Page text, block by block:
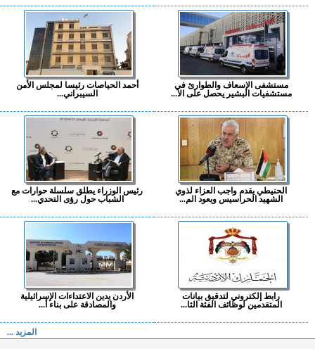
مستشفى الإسعاف والطوارئ في
مستشفيات البشير يحصل على الا...
أحمد الحياصات رئيسا لمجلس الأمن
السيبراني...
الحنيطي يقدم واجب العزاء لذوي
الشهيد الحراسيس ويعود الم...
رئيس الوزراء يطلق سلسلة حوارات مع
الشباب حول رؤى التحدي...
رابط إلكتروني لتدقيق بيانات
المتقدمين لوظائف الفئة الثا...
الأردن يدين الاعتداءات الإسرائيلية
والمصادقة على بناء أ...
المزيد ...